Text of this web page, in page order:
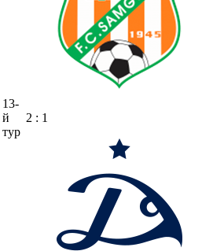
13-
й
тур
2 : 1